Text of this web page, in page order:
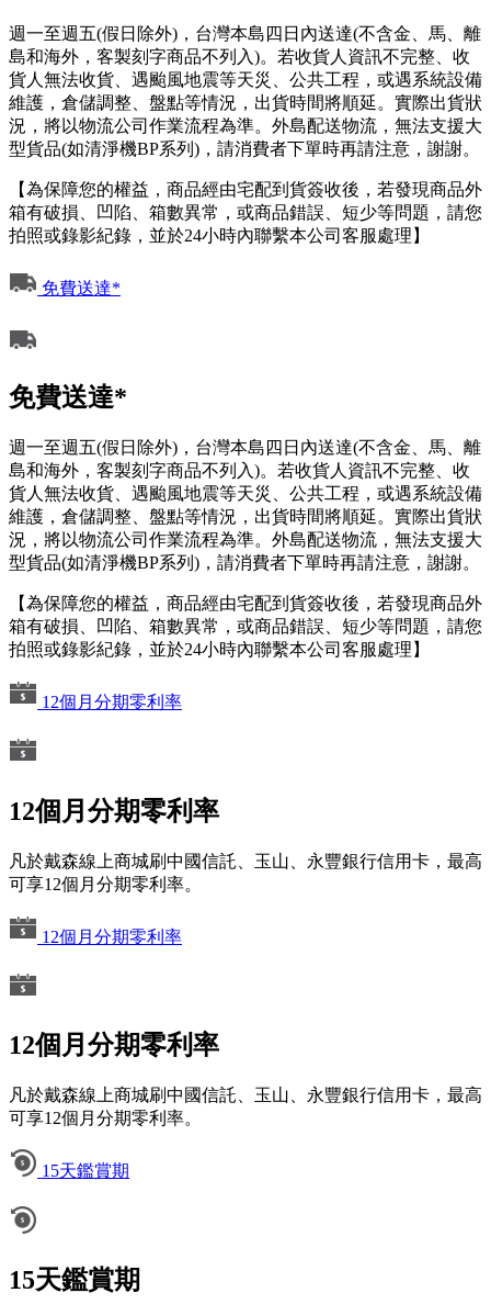
週一至週五(假日除外)，台灣本島四日內送達(不含金、馬、離
島和海外，客製刻字商品不列入)。若收貨人資訊不完整、收
貨人無法收貨、遇颱風地震等天災、公共工程，或遇系統設備
維護，倉儲調整、盤點等情況，出貨時間將順延。實際出貨狀
況，將以物流公司作業流程為準。外島配送物流，無法支援大
型貨品(如清淨機BP系列)，請消費者下單時再請注意，謝謝。
【為保障您的權益，商品經由宅配到貨簽收後，若發現商品外
箱有破損、凹陷、箱數異常，或商品錯誤、短少等問題，請您
拍照或錄影紀錄，並於24小時內聯繫本公司客服處理】
免費送達*
免費送達*
週一至週五(假日除外)，台灣本島四日內送達(不含金、馬、離
島和海外，客製刻字商品不列入)。若收貨人資訊不完整、收
貨人無法收貨、遇颱風地震等天災、公共工程，或遇系統設備
維護，倉儲調整、盤點等情況，出貨時間將順延。實際出貨狀
況，將以物流公司作業流程為準。外島配送物流，無法支援大
型貨品(如清淨機BP系列)，請消費者下單時再請注意，謝謝。
【為保障您的權益，商品經由宅配到貨簽收後，若發現商品外
箱有破損、凹陷、箱數異常，或商品錯誤、短少等問題，請您
拍照或錄影紀錄，並於24小時內聯繫本公司客服處理】
12個月分期零利率
12個月分期零利率
凡於戴森線上商城刷中國信託、玉山、永豐銀行信用卡，最高
可享12個月分期零利率。
12個月分期零利率
12個月分期零利率
凡於戴森線上商城刷中國信託、玉山、永豐銀行信用卡，最高
可享12個月分期零利率。
15天鑑賞期
15天鑑賞期